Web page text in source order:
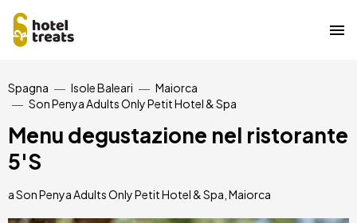
al
contenuto
principale
Spagna Isole Baleari
Maiorca
Son Penya Adults Only Petit Hotel & Spa
Menu degustazione nel ristorante
5'S
a Son Penya Adults Only Petit Hotel & Spa, Maiorca